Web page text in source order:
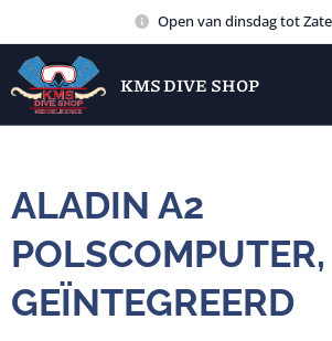
Open van dinsdag tot
KMS DIVE SHOP
ALADIN A2
GEÏNTEGREERD